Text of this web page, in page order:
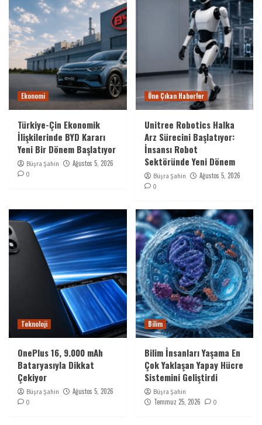
Ekonomi
Türkiye-Çin Ekonomik
İlişkilerinde BYD Kararı
Yeni Bir Dönem Başlatıyor
Büşra Şahin Ağustos 5, 2026
0
Öne Çıkan Haberler
Unitree Robotics Halka
Arz Sürecini Başlatıyor:
İnsansı Robot
Sektöründe Yeni Dönem
Büşra Şahin Ağustos 5, 2026
0
Teknoloji
OnePlus 16, 9.000 mAh
Bataryasıyla Dikkat
Çekiyor
Büşra Şahin Ağustos 5, 2026
0
Bilim
Bilim İnsanları Yaşama En
Çok Yaklaşan Yapay Hücre
Sistemini Geliştirdi
Büşra Şahin
Temmuz 25, 2026 0